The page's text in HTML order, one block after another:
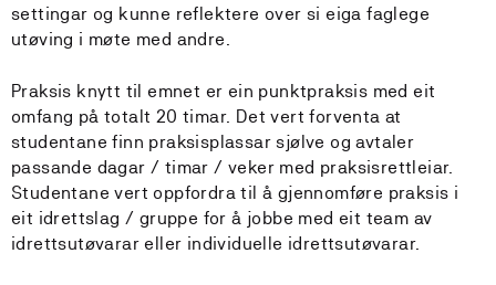
settingar og kunne reflektere over si eiga faglege
utøving i møte med andre.
Praksis knytt til emnet er ein punktpraksis med eit
omfang på totalt 20 timar. Det vert forventa at
studentane finn praksisplassar sjølve og avtaler
passande dagar / timar / veker med praksisrettleiar.
Studentane vert oppfordra til å gjennomføre praksis i
eit idrettslag / gruppe for å jobbe med eit team av
idrettsutøvarar eller individuelle idrettsutøvarar.